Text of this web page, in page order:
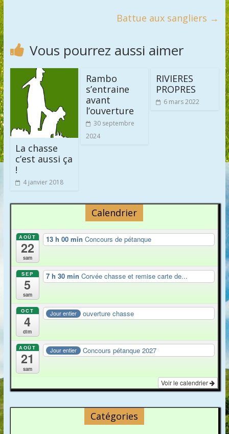
Battue aux sangliers →
Vous pourrez aussi aimer
La chasse
c’est aussi ça
!
4 janvier 2018
Rambo
s’entraine
avant
l’ouverture
30 septembre
2024
RIVIERES
PROPRES
6 mars 2022
Calendrier
AOÛT
22
sam
13 h 00 minConcours de pétanque
SEP
5
sam
7 h 30 minCorvée chasse et remise carte de...
OCT
4
dim
Jour entier ouverture chasse
AOÛT
21
sam
Jour entier Concours pétanque 2027
Voir le calendrier
Catégories